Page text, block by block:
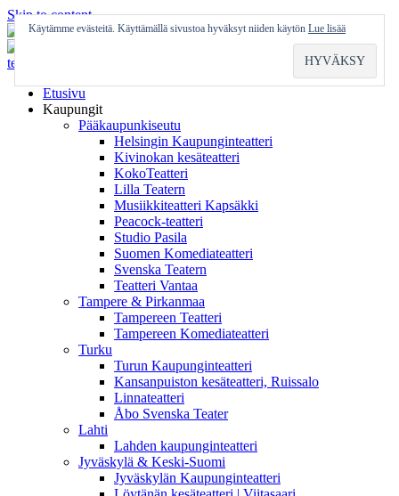
Skip to content
Etusivu
Kaupungit
Pääkaupunkiseutu
Helsingin Kaupunginteatteri
Kivinokan kesäteatteri
KokoTeatteri
Lilla Teatern
Musiikkiteatteri Kapsäkki
Peacock-teatteri
Studio Pasila
Suomen Komediateatteri
Svenska Teatern
Teatteri Vantaa
Tampere & Pirkanmaa
Tampereen Teatteri
Tampereen Komediateatteri
Turku
Turun Kaupunginteatteri
Kansanpuiston kesäteatteri, Ruissalo
Linnateatteri
Åbo Svenska Teater
Lahti
Lahden kaupunginteatteri
Jyväskylä & Keski-Suomi
Jyväskylän Kaupunginteatteri
Käytämme evästeitä. Käyttämällä sivustoa hyväksyt niiden käytön Lue lisää